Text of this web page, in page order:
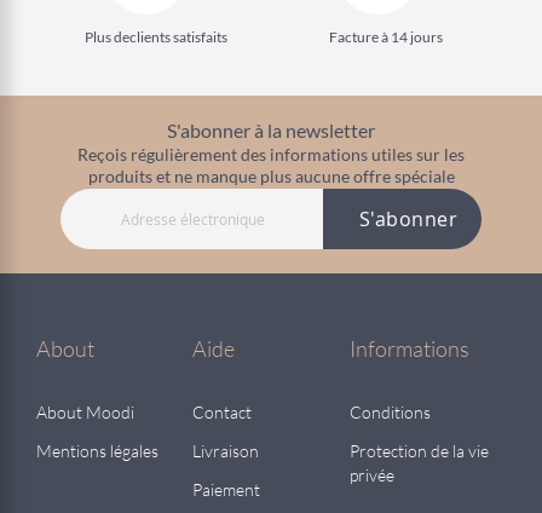
Plus declients satisfaits Facture à 14 jours
S'abonner à la newsletter
Reçois régulièrement des informations utiles sur les
produits et ne manque plus aucune offre spéciale
S'abonner
About
About Moodi
Mentions légales
Aide
Contact
Livraison
Paiement
Informations
Conditions
Protection de la vie
privée